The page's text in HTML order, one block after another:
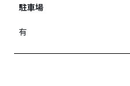
駐車場
有